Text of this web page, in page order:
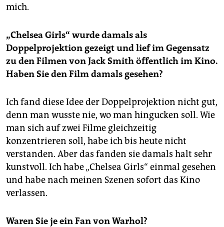
mich.
„Chelsea Girls“ wurde damals als
Doppelprojektion gezeigt und lief im Gegensatz
zu den Filmen von Jack Smith öffentlich im Kino.
Haben Sie den Film damals gesehen?
Ich fand diese Idee der Doppelprojektion nicht gut,
denn man wusste nie, wo man hingucken soll. Wie
man sich auf zwei Filme gleichzeitig
konzentrieren soll, habe ich bis heute nicht
verstanden. Aber das fanden sie damals halt sehr
kunstvoll. Ich habe „Chelsea Girls“ einmal gesehen
und habe nach meinen Szenen sofort das Kino
verlassen.
Waren Sie je ein Fan von Warhol?